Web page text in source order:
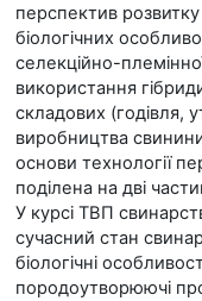
перспектив розвитку
біологічних
селекційно-
використання
складових (годівля,
виробництва
основи технології
поділена на дві
У курсі ТВП
сучасний стан
біологічні
породоутворюючі